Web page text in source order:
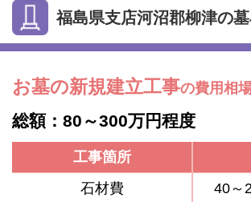
福島県支店河沼郡柳津の
お墓の新規建立工事の費用相
総額：80～300万円程度
工事箇所
石材費
40～